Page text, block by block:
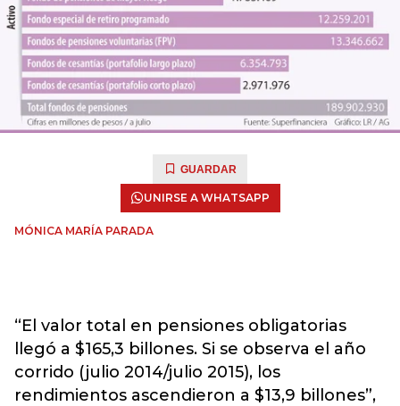
GUARDAR
UNIRSE A WHATSAPP
MÓNICA MARÍA PARADA
“El valor total en pensiones obligatorias
llegó a $165,3 billones. Si se observa el año
corrido (julio 2014/julio 2015), los
rendimientos ascendieron a $13,9 billones”,